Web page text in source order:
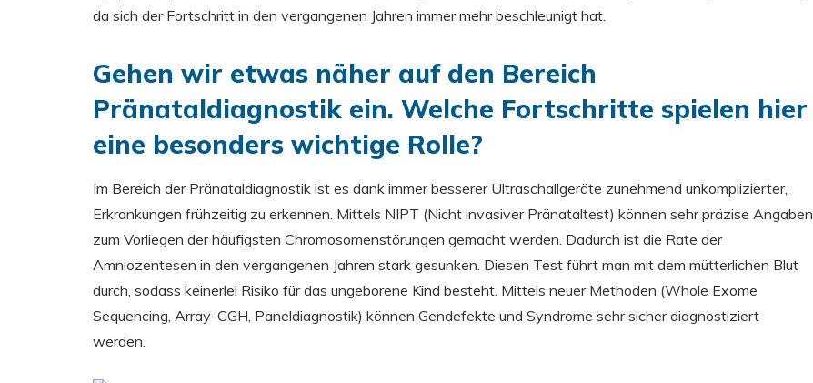
da sich der Fortschritt in den vergangenen Jahren immer mehr beschleunigt hat.
Gehen wir etwas näher auf den Bereich
Pränataldiagnostik ein. Welche Fortschritte spielen hier
eine besonders wichtige Rolle?
Im Bereich der Pränataldiagnostik ist es dank immer besserer Ultraschallgeräte zunehmend unkomplizierter,
Erkrankungen frühzeitig zu erkennen. Mittels NIPT (Nicht invasiver Pränataltest) können sehr präzise Angaben
zum Vorliegen der häufigsten Chromosomenstörungen gemacht werden. Dadurch ist die Rate der
Amniozentesen in den vergangenen Jahren stark gesunken. Diesen Test führt man mit dem mütterlichen Blut
durch, sodass keinerlei Risiko für das ungeborene Kind besteht. Mittels neuer Methoden (Whole Exome
Sequencing, Array-CGH, Paneldiagnostik) können Gendefekte und Syndrome sehr sicher diagnostiziert
werden.